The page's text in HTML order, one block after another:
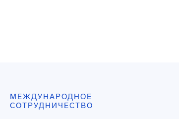
МЕЖДУНАРОДНОЕ
СОТРУДНИЧЕСТВО